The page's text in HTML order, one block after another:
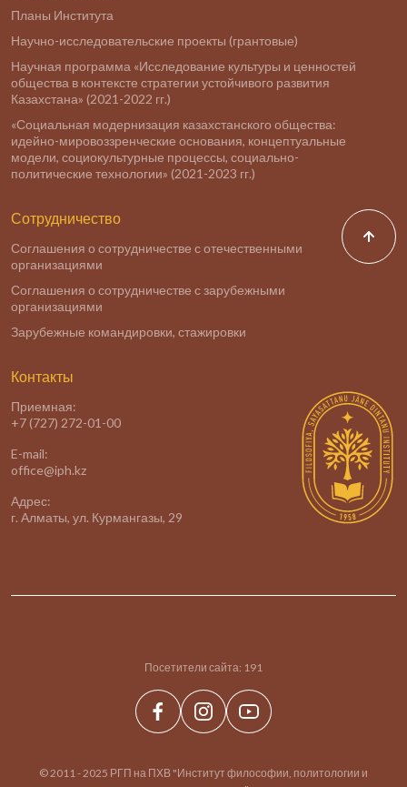
Планы Института
Научно-исследовательские проекты (грантовые)
Научная программа «Исследование культуры и ценностей
общества в контексте стратегии устойчивого развития
Казахстана» (2021-2022 гг.)
«Социальная модернизация казахстанского общества:
идейно-мировоззренческие основания, концептуальные
модели, социокультурные процессы, социально-
политические технологии» (2021-2023 гг.)
Сотрудничество
Соглашения о сотрудничестве с отечественными
организациями
Соглашения о сотрудничестве с зарубежными
организациями
Зарубежные командировки, стажировки
Контакты
Приемная:
+7 (727) 272-01-00
E-mail:
office@iph.kz
Адрес:
г. Алматы, ул. Курмангазы, 29
Посетители сайта: 191
© 2011 - 2025 РГП на ПХВ "Институт философии, политологии и